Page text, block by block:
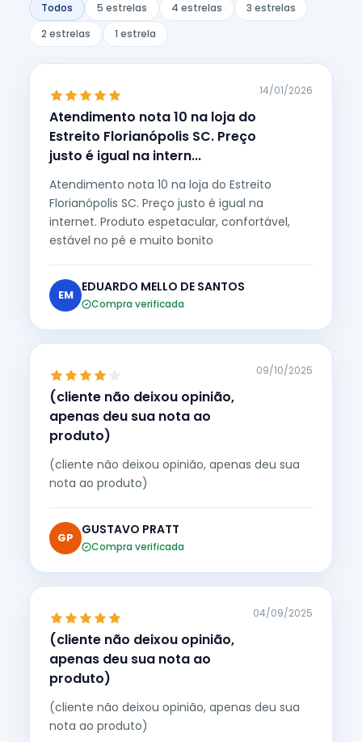
Todos 5 estrelas 4 estrelas
3 estrelas
2 estrelas
1 estrela
Atendimento nota 10 na loja do
Estreito Florianópolis SC. Preço
justo é igual na intern...
14/01/2026
Atendimento nota 10 na loja do Estreito
Florianópolis SC. Preço justo é igual na
internet. Produto espetacular, confortável,
estável no pé e muito bonito
EM
EDUARDO MELLO DE SANTOS
Compra verificada
(cliente não deixou opinião,
apenas deu sua nota ao
produto)
09/10/2025
(cliente não deixou opinião, apenas deu sua
nota ao produto)
GP
GUSTAVO PRATT
Compra verificada
(cliente não deixou opinião,
apenas deu sua nota ao
produto)
04/09/2025
(cliente não deixou opinião, apenas deu sua
nota ao produto)